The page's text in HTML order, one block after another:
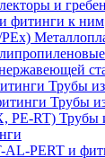
и
фитинги к ним
Трубы
Трубы
Трубы